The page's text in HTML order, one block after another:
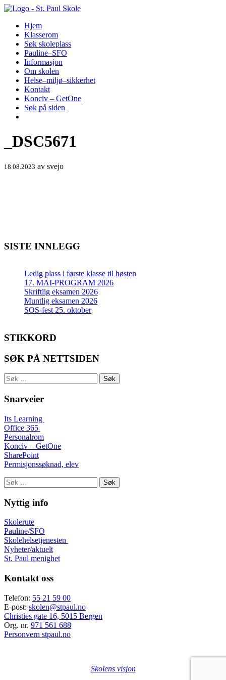
Hopp
innholdHjem
Klasserom
Søk skoleplass
Pauline–SFO
Informasjon
Om skolen
Helse–miljø–sikkerhet
Kontakt
Konciv – GetOne
Søk på siden
_DSC5671
18.08.2023 av svejo
SISTE INNLEGG
Ledig plass i første klasse til høsten
17. MAI-PROGRAM 2026
Skriftlig eksamen 2026
Muntlig eksamen 2026
SOS-fest 25. oktober
STIKKORD
SØK PÅ NETTSIDEN
Søk
etter:
Snarveier
Its Learning
Office 365
Personalrom
Konciv – GetOne
SharePoint
Permisjonssøknad, elev
Søk
etter:
Nyttig info
Skolerute
Pauline/SFO
Skolehelsetjenesten
Nyheter/aktuelt
St. Paul menighet
Kontakt oss
Telefon: 55 21 59 00
E-post: skolen@stpaul.no
Christies gate 16, 5015 Bergen
Org. nr. 971 561 688
Personvern stpaul.no
Skolens visjon